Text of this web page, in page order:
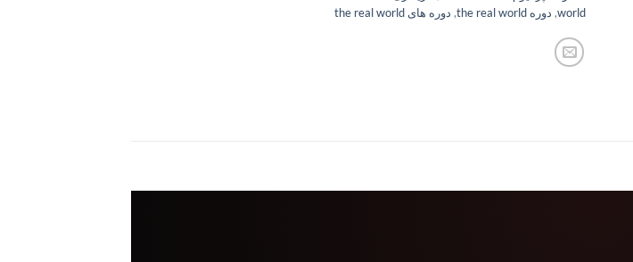
world
, دوره the real world , دوره های the real world